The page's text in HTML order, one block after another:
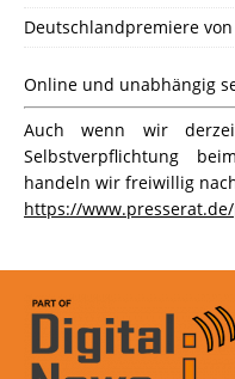
Deutschlandpremiere
Online und unabhängig
Auch wenn wir
Selbstverpflichtung
handeln wir freiwillig
https://